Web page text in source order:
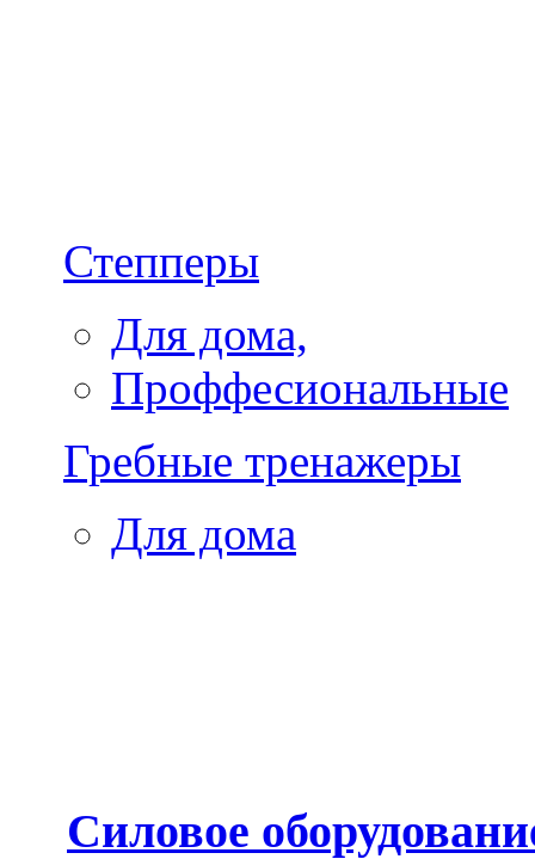
Степперы
Для дома,
Проффесиональные
Гребные тренажеры
Для дома
Силовое